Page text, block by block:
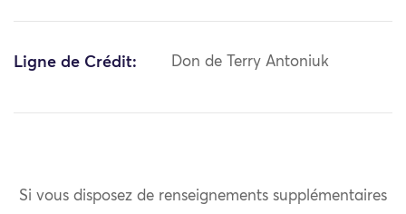
Ligne de Crédit: Don de Terry Antoniuk
Si vous disposez de renseignements supplémentaires